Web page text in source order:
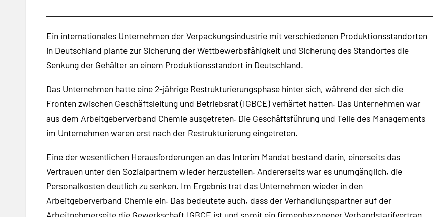
Ein internationales Unternehmen der Verpackungsindustrie mit verschiedenen Produktionsstandorten
in Deutschland plante zur Sicherung der Wettbewerbsfähigkeit und Sicherung des Standortes die
Senkung der Gehälter an einem Produktionsstandort in Deutschland.
Das Unternehmen hatte eine 2-jährige Restrukturierungsphase hinter sich, während der sich die
Fronten zwischen Geschäftsleitung und Betriebsrat (IGBCE) verhärtet hatten. Das Unternehmen war
aus dem Arbeitgeberverband Chemie ausgetreten. Die Geschäftsführung und Teile des Managements
im Unternehmen waren erst nach der Restrukturierung eingetreten.
Eine der wesentlichen Herausforderungen an das Interim Mandat bestand darin, einerseits das
Vertrauen unter den Sozialpartnern wieder herzustellen. Andererseits war es unumgänglich, die
Personalkosten deutlich zu senken. Im Ergebnis trat das Unternehmen wieder in den
Arbeitgeberverband Chemie ein. Das bedeutete auch, dass der Verhandlungspartner auf der